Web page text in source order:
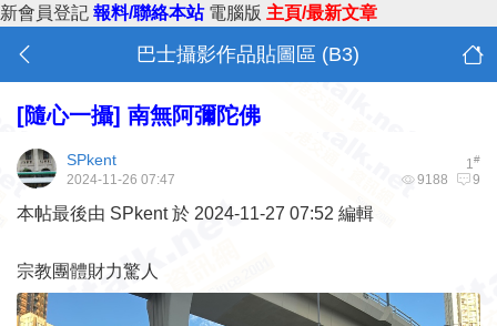
新會員登記 報料/聯絡本站 電腦版 主頁/最新文章
巴士攝影作品貼圖區 (B3)
[隨心一攝] 南無阿彌陀佛
1#
SPkent
9188 9
2024-11-26 07:47
本帖最後由 SPkent 於 2024-11-27 07:52 編輯
宗教團體財力驚人